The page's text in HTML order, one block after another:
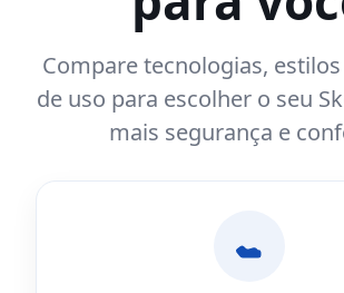
Compare tecnologias,
de uso para escolher o seu
mais segurança e